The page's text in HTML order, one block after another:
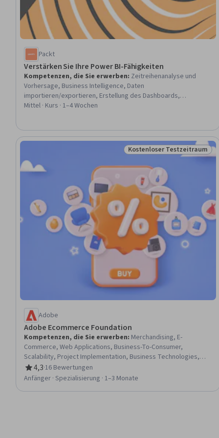
Packt
Verstärken Sie Ihre Power BI-Fähigkeiten
Kompetenzen, die Sie erwerben: Zeitreihenanalyse und
Vorhersage, Business Intelligence, Daten
importieren/exportieren, Erstellung des Dashboards,
Bereinigung von Daten, Kundeneinblicke, Datenmodellierung,
Dashboard, Power BI
Mittel · Kurs · 1–4 Wochen
Status: Kostenloser
Kostenloser Testzeitraum
Adobe
Adobe Ecommerce Foundation
Kompetenzen, die Sie erwerben: Merchandising, E-
Commerce, Web Applications, Business-To-Consumer,
Scalability, Project Implementation, Business Technologies,
Technology Solutions, System Implementation, Product
Knowledge, Value Propositions, Digital Transformation,
4,3
Bewertung, 4,3 von 5 Sternen
·16 Bewertungen
Anfänger · Spezialisierung · 1–3 Monate